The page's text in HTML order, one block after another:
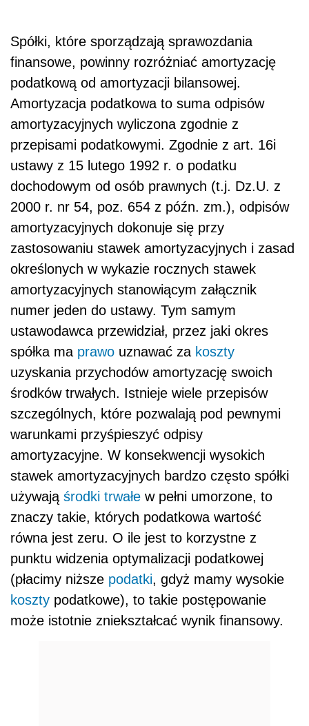
Spółki, które sporządzają sprawozdania
finansowe, powinny rozróżniać amortyzację
podatkową od amortyzacji bilansowej.
Amortyzacja podatkowa to suma odpisów
amortyzacyjnych wyliczona zgodnie z
przepisami podatkowymi. Zgodnie z art. 16i
ustawy z 15 lutego 1992 r. o podatku
dochodowym od osób prawnych (t.j. Dz.U. z
2000 r. nr 54, poz. 654 z późn. zm.), odpisów
amortyzacyjnych dokonuje się przy
zastosowaniu stawek amortyzacyjnych i zasad
określonych w wykazie rocznych stawek
amortyzacyjnych stanowiącym załącznik
numer jeden do ustawy. Tym samym
ustawodawca przewidział, przez jaki okres
spółka ma prawo uznawać za koszty
uzyskania przychodów amortyzację swoich
środków trwałych. Istnieje wiele przepisów
szczególnych, które pozwalają pod pewnymi
warunkami przyśpieszyć odpisy
amortyzacyjne. W konsekwencji wysokich
stawek amortyzacyjnych bardzo często spółki
używają środki trwałe w pełni umorzone, to
znaczy takie, których podatkowa wartość
równa jest zeru. O ile jest to korzystne z
punktu widzenia optymalizacji podatkowej
(płacimy niższe podatki, gdyż mamy wysokie
koszty podatkowe), to takie postępowanie
może istotnie zniekształcać wynik finansowy.